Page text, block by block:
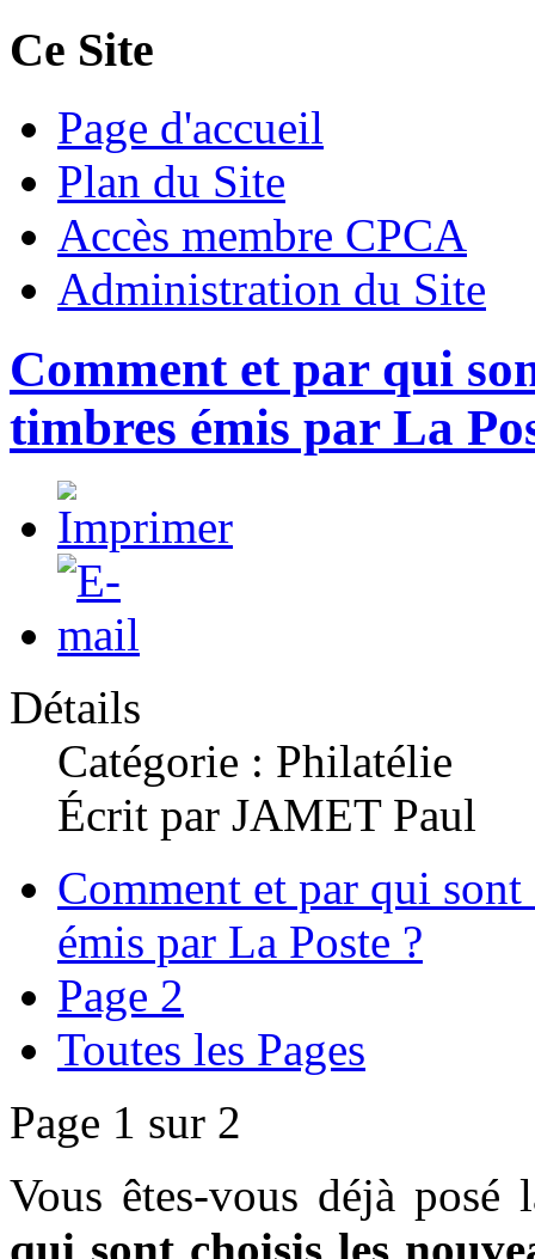
Ce Site
Page d'accueil
Plan du Site
Accès membre CPCA
Administration du Site
Comment et par qui
timbres émis par La
Détails
Catégorie : Philatélie
Écrit par JAMET Paul
Comment et par qui
émis par La Poste ?
Page 2
Toutes les Pages
Page 1 sur 2
Vous êtes-vous déjà
qui sont choisis les